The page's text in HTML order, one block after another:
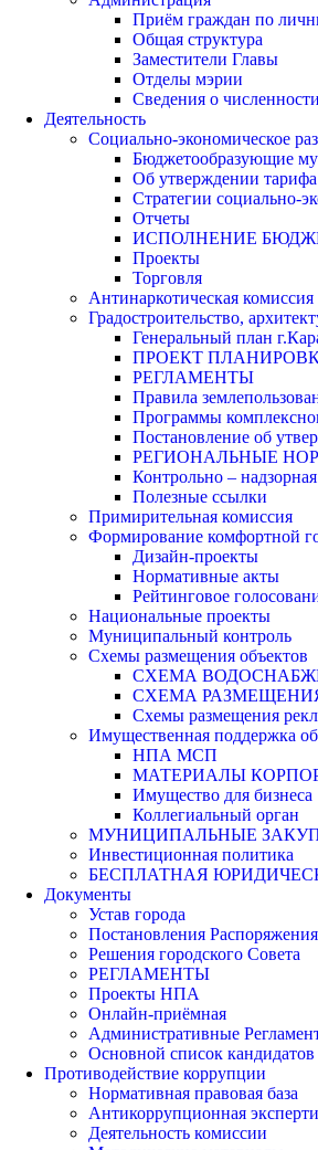
Приём граждан по
Общая структура
Заместители Главы
Отделы мэрии
Сведения о
Деятельность
Социально-экономическое
Бюджетообразующие
Об утверждении
Стратегии социально-
Отчеты
ИСПОЛНЕНИЕ
Проекты
Торговля
Антинаркотическая комиссия
Градостроительство,
Генеральный план
ПРОЕКТ
РЕГЛАМЕНТЫ
Правила
Программы
Постановление об
РЕГИОНАЛЬНЫЕ
Контрольно – надзорная
Полезные ссылки
Примирительная комиссия
Формирование комфортной
Дизайн-проекты
Нормативные акты
Рейтинговое
Национальные проекты
Муниципальный контроль
Схемы размещения объектов
СХЕМА
СХЕМА
Схемы размещения
Имущественная поддержка
НПА МСП
МАТЕРИАЛЫ
Имущество для бизнеса
Коллегиальный орган
МУНИЦИПАЛЬНЫЕ
Инвестиционная политика
БЕСПЛАТНАЯ
Документы
Устав города
Постановления
Решения городского Совета
РЕГЛАМЕНТЫ
Проекты НПА
Онлайн-приёмная
Административные
Основной список
Противодействие коррупции
Нормативная правовая база
Антикоррупционная
Деятельность комиссии